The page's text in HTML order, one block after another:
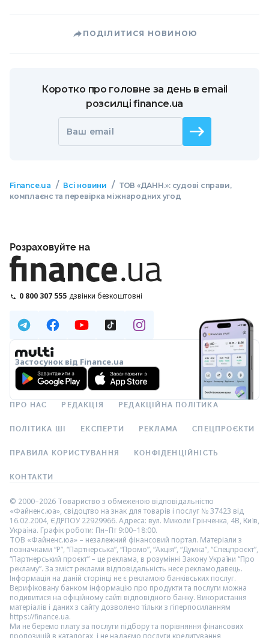
ПОДІЛИТИСЯ НОВИНОЮ
Коротко про головне за день в email
розсилці finance.ua
Ваш email
Finance.ua / Всі новини / ТОВ «ДАНН.»: судові справи,
комплаєнс та перевірка міжнародних угод
Розраховуйте на
0 800 307 555 дзвінки безкоштовні
Застосунок від Finance.ua
ПРО НАС РЕДАКЦІЯ РЕДАКЦІЙНА ПОЛІТИКА
ПОЛІТИКА ШІ ЕКСПЕРТИ РЕКЛАМА СПЕЦПРОЄКТИ
ПРАВИЛА КОРИСТУВАННЯ КОНФІДЕНЦІЙНІСТЬ
КОНТАКТИ
© 2000–2026 Товариство з обмеженою відповідальністю
«Файненс.юа», свідоцтво на знак для товарів і послуг № 37423 від
16.02.2004, ЄДРПОУ 22929966. Адреса: вул. Миколи Грінченка, 4В, Київ,
Україна. Графік роботи: Пн–Пт 9:00–18:00.
ТОВ «Файненс.юа» – незалежний фінансовий портал. Матеріали з
позначками “Р”, “Партнерська”, “Промо”, “Акція”, “Думка”, “Спецпроєкт”,
“Партнерський проєкт” – це реклама, в розумінні Закону України “Про
рекламу”. За зміст реклами відповідальність несе рекламодавець.
Інформація на даній сторінці не є рекламою банківських послуг.
Верифіковану банком інформацію про продукти та послуги можна
подивитися на офіційному сайті відповідного банку. Використання
матеріалів і даних з сайту дозволено тільки з гіперпосиланням
https://finance.ua.
Ми не беремо плату за послуги підбору та порівняння фінансових
пропозицій в каталогах, і не надаємо послуги кредитування,